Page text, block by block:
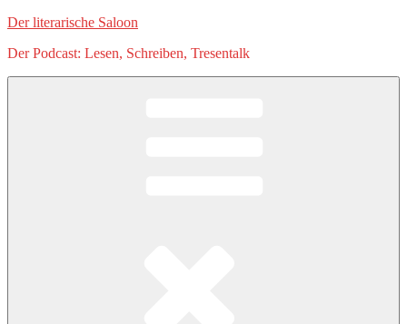
Zum
springen
Der literarische Saloon
Der Podcast: Lesen, Schreiben, Tresentalk